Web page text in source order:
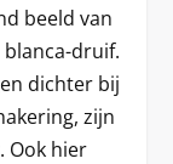
beeld van
druif.
dichter bij
zijn
Ook hier